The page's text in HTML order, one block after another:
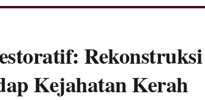
Rekonstruksi
Kejahatan Kerah